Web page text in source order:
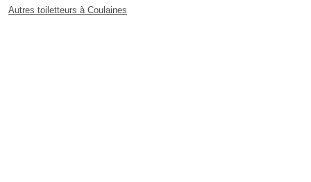
Autres toiletteurs à Coulaines